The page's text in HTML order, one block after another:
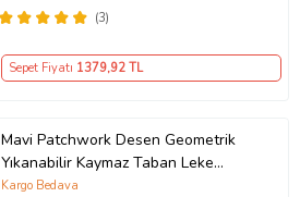
(3)
Sepet Fiyatı 1379,92 TL
Mavi Patchwork Desen Geometrik
Yıkanabilir Kaymaz Taban Leke
Tutmaz Modern Salon Halısı ve
Kargo Bedava